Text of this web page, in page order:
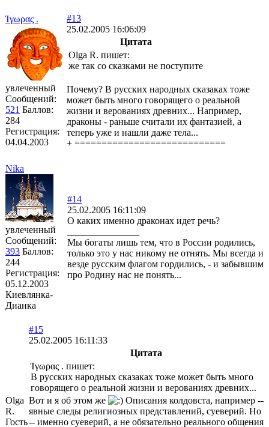
Ίγωρας .
увлеченный
Сообщений:
521 Баллов:
284
Регистрация:
04.04.2003
#13
25.02.2005 16:06:09
Цитата
Olga R. пишет:
же так со сказками не поступите
Почему? В русских народных сказаках тоже
может быть много говорящего о реальной
жизни и верованиях древних... Например,
драконы - раньше считали их фантазией, а
теперь уже и нашли даже тела...
+ ============================
Nika
увлеченный
Сообщений:
393 Баллов:
244
Регистрация:
05.12.2003
Киевлянка-
Дианка
#14
25.02.2005 16:11:09
О каких именно драконах идет речь?
Мы богаты лишь тем, что в России родились,
только это у нас никому не отнять. Мы всегда и
везде русским флагом гордились, - и забывшим
про Родину нас не понять...
Olga
R.
Гость
#15
25.02.2005 16:11:33
Цитата
Ίγωρας . пишет:
В русских народных сказаках тоже может быть много
говорящего о реальной жизни и верованиях древних...
Вот и я об этом же
Описания колдовста, например --
явные следы религиозных представлений, суеверий. Но
-- именно суеверий, а не обязательно реального общения